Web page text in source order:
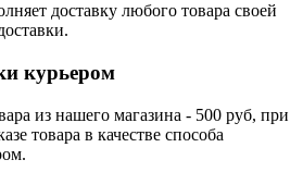
доставку любого товара своей
курьером
из нашего магазина - 500 руб, при
товара в качестве способа